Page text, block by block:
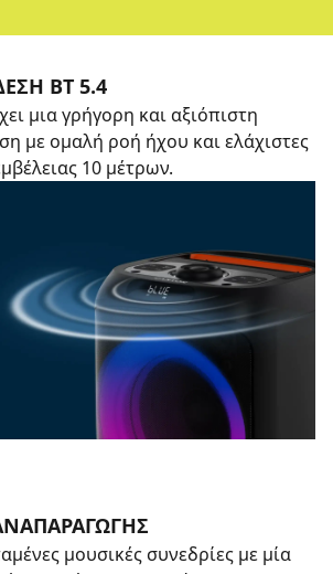
BT 5.4
μια γρήγορη και αξιόπιστη
με ομαλή ροή ήχου και ελάχιστες
10 μέτρων.
μουσικές συνεδρίες με μία